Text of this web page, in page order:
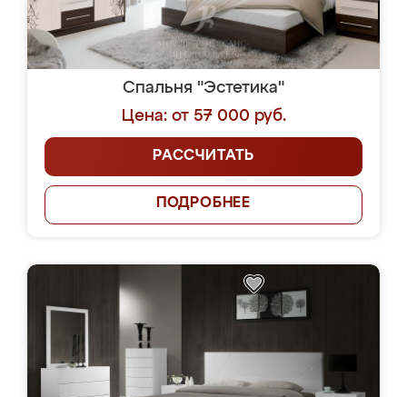
Спальня "Эстетика"
Цена: от 57 000 руб.
РАССЧИТАТЬ
ПОДРОБНЕЕ